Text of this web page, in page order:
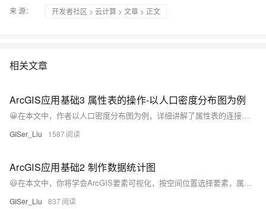
来 源： 开发者社区 > 云计算 > 文章 > 正文
相关文章
ArcGIS应用基础3 属性表的操作-以人口密度分布图为例
😀在本文中，作者以人口密度分布图为例，详细讲解了属性表的连接、字段添加和计算等功能，最终将人口密度可视化到地图上进行了底图整饰输出。
GISer_Liu 1587
ArcGIS应用基础2 制作数据统计图
😃在本文中，你将学会ArcGIS要素可视化，按空间位置选择要素，属性表汇总统计及统计图表绘制的基本流程
GISer_Liu 837